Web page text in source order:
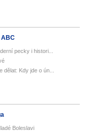
ABC
pecky i histori...
dělat: Kdy jde o ún...
Boleslavi